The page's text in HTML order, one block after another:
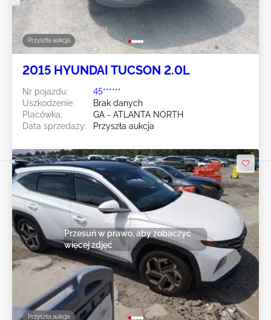
Przyszła aukcja
2015 HYUNDAI TUCSON 2.0L
Nr pojazdu:
45******
Uszkodzenie:
Brak danych
Placówka:
GA - ATLANTA NORTH
Data sprzedaży:
Przyszła aukcja
Przyszła aukcja
Przesuń w prawo, aby zobaczyć
więcej zdjęć